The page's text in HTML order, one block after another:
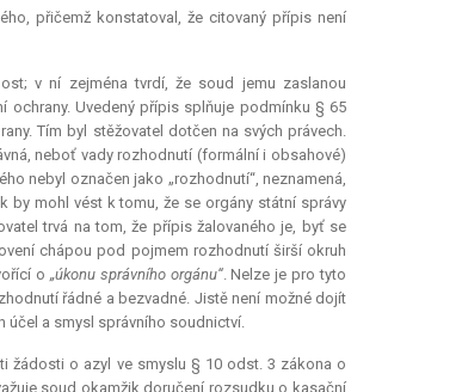
přičemž konstatoval, že citovaný přípis není
v ní zejména tvrdí, že soud jemu zaslanou
ochrany. Uvedený přípis splňuje podmínku § 65
Tím byl stěžovatel dotčen na svých právech.
neboť vady rozhodnutí (formální i obsahové)
nebyl označen jako „rozhodnutí“, neznamená,
by mohl vést k tomu, že se orgány státní správy
trvá na tom, že přípis žalovaného je, byť se
chápou pod pojmem rozhodnutí širší okruh
o „úkonu správního orgánu“. Nelze je pro tyto
řádné a bezvadné. Jistě není možné dojít
účel a smysl správního soudnictví.
žádosti o azyl ve smyslu § 10 odst. 3 zákona o
soud okamžik doručení rozsudku o kasační